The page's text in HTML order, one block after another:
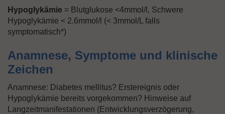
Hypoglykämie = Blutglukose <4mmol/l, Schwere
Hypoglykämie < 2.6mmol/l (< 3mmol/L falls
symptomatisch*)
Anamnese, Symptome und klinische
Zeichen
Anamnese: Diabetes mellitus? Erstereignis oder
Hypoglykämie bereits vorgekommen? Hinweise auf
Langzeitmanifestationen (Entwicklungsverzögerung,